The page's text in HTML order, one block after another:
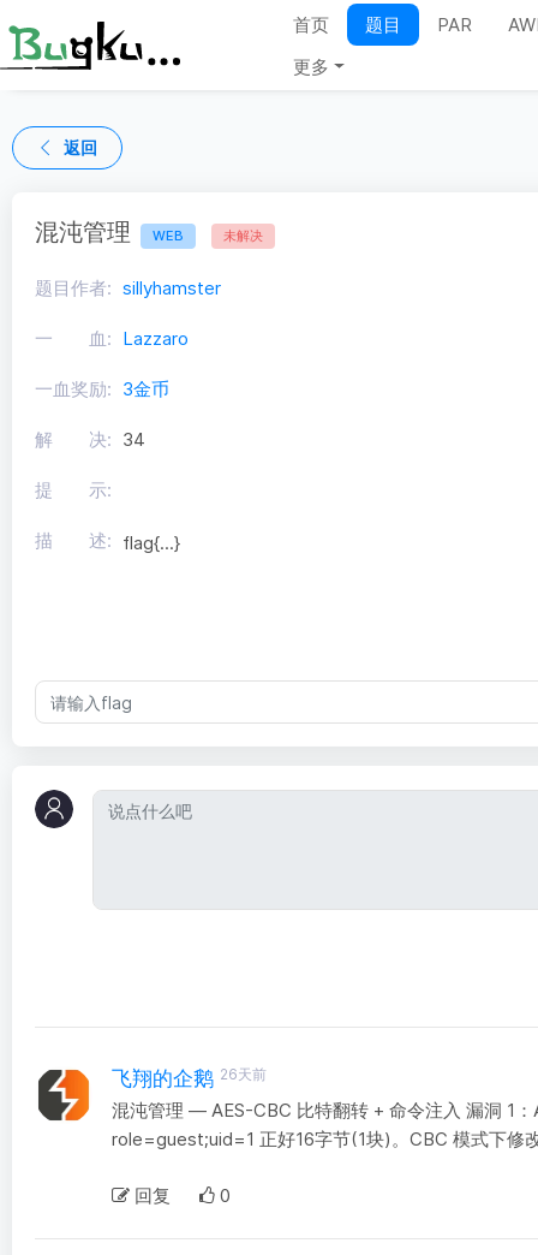
首页 题目 PAR
更多
返回
混沌管理 WEB 未解决
题目作者: sillyhamster
一 血: Lazzaro
一血奖励: 3金币
解 决: 34
提 示:
描 述: flag{...}
飞翔的企鹅 26天前
混沌管理 — AES-CBC 比特翻转 + 命令注入 漏洞 1
role=guest;uid=1 正好16字节(1块)。CBC 模式下修
回复 0